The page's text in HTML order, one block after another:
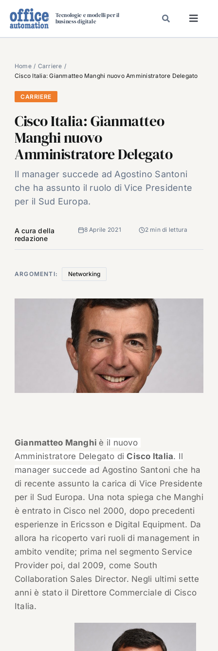
Tecnologie e modelli per il
business digitale
SPECIAL PAPER
TAVOLE ROTONDE DI REDAZIONE
DAL MERCATO
CARRIERE
VIDEO
EVENTI
CHI SIAMO
Home
Carriere
Cisco Italia: Gianmatteo Manghi nuovo Amministratore Delegato
CARRIERE
Cisco Italia: Gianmatteo
Manghi nuovo
Amministratore Delegato
Il manager succede ad Agostino Santoni
che ha assunto il ruolo di Vice Presidente
per il Sud Europa.
A cura della
redazione
8 Aprile 2021 2 min di lettura
ARGOMENTI: Networking
Gianmatteo Manghi è il nuovo
Amministratore Delegato diCisco Italia. Il
manager succede ad Agostino Santoni che ha
di recente assunto la carica di Vice Presidente
per il Sud Europa. Una nota spiega che Manghi
è entrato in Cisco nel 2000, dopo precedenti
esperienze in Ericsson e Digital Equipment. Da
allora ha ricoperto vari ruoli di management in
ambito vendite; prima nel segmento Service
Provider poi, dal 2009, come South
Collaboration Sales Director. Negli ultimi sette
anni è stato il Direttore Commerciale di Cisco
Italia.